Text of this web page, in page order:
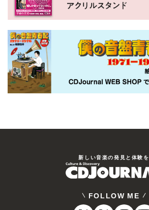
新しい⾳楽の発⾒と体験を
FOLLOW ME